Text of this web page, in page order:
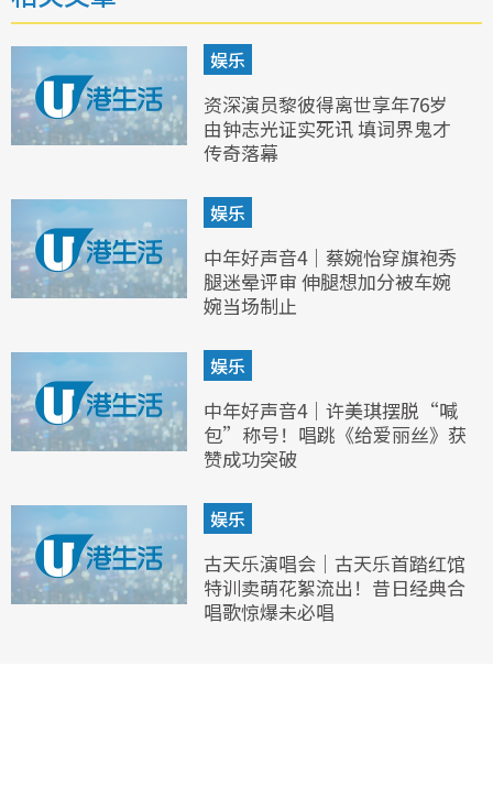
娱乐
资深演员黎彼得离世享年76岁
由钟志光证实死讯 填词界鬼才
传奇落幕
娱乐
中年好声音4｜蔡婉怡穿旗袍秀
腿迷晕评审 伸腿想加分被车婉
婉当场制止
娱乐
中年好声音4｜许美琪摆脱“喊
包”称号！唱跳《给爱丽丝》获
赞成功突破
娱乐
古天乐演唱会｜古天乐首踏红馆
特训卖萌花絮流出！昔日经典合
唱歌惊爆未必唱